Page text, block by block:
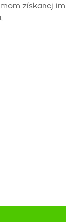
získanej